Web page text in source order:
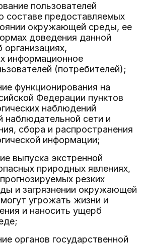
пользователей
составе предоставляемых
окружающей среды, ее
доведения данной
информационное
(потребителей);
функционирования на
Федерации пунктов
наблюдений
наблюдательной сети и
сбора и распространения
информации;
выпуска экстренной
природных явлениях,
резких
и загрязнении окружающей
угрожать жизни и
и наносить ущерб
органов государственной